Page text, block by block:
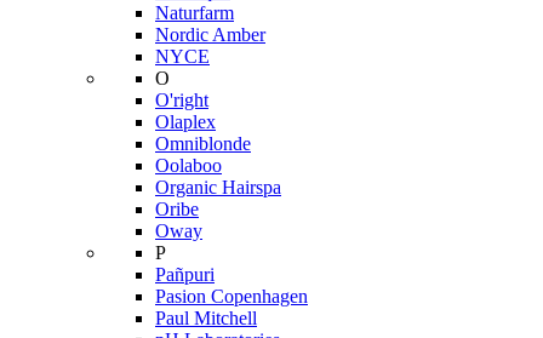
Naturfarm
Nordic Amber
NYCE
O
O'right
Olaplex
Omniblonde
Oolaboo
Organic Hairspa
Oribe
Oway
P
Pañpuri
Pasion Copenhagen
Paul Mitchell